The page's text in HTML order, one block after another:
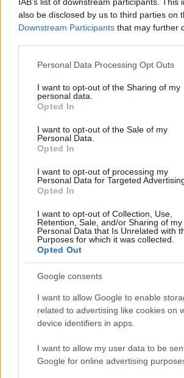
also be disclosed by us to third parties on
Downstream Participants that may further
Please note that this website/app uses
not limited to your visit or usage behaviour.
grant or deny consent to Google and its
use your data for below specified
consent section.
Personal Data Processing Opt Outs
I want to opt-out of the Sharing of my
personal data.
Opted In
I want to opt-out of the Sale of my
Personal Data.
Opted In
I want to opt-out of processing my
Personal Data for Targeted
Opted In
I want to opt-out of Collection, Use,
Retention, Sale, and/or Sharing of my
Personal Data that Is Unrelated with
Purposes for which it was collected.
Opted Out
Google consents
I want to allow Google to enable
related to advertising like cookies on
device identifiers in apps.
I want to allow my user data to be
Google for online advertising
Sigue leyendo
CRIPTOMONEDAS
Cómo Bitcoin y la IA están transformando